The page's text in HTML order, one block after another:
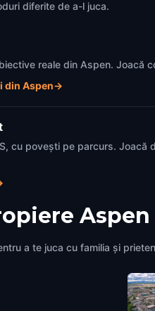
diferite de a-l juca.
reale din Aspen. Joacă
din Aspen→
cu povești pe parcurs.
Aspen
a te juca cu familia și